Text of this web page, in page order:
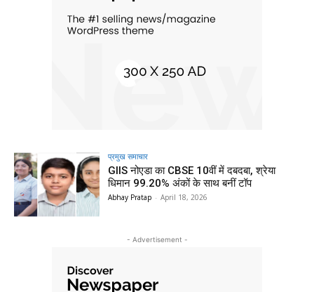
प्रमुख समाचार‎
GIIS नोएडा का CBSE 10वीं में दबदबा, श्रेया
धिमान 99.20% अंकों के साथ बनीं टॉप
Abhay Pratap - April 18, 2026
- Advertisement -